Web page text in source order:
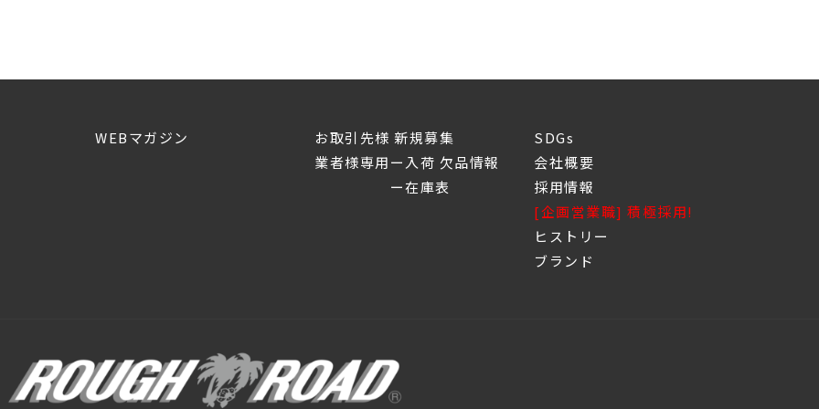
WEBマガジン
お取引先様 新規募集
業者様専用ー入荷 欠品情報
ー在庫表
SDGs
会社概要
採用情報
[企画営業職] 積極採用!
ヒストリー
ブランド